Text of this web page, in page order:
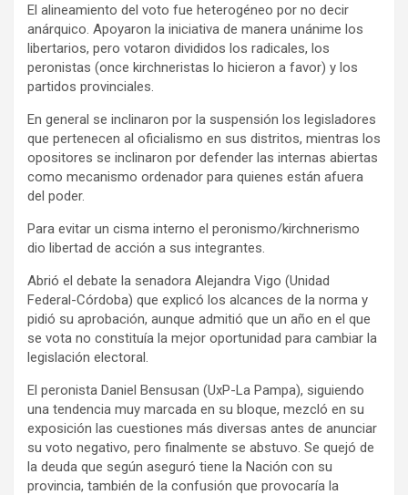
El alineamiento del voto fue heterogéneo por no decir
anárquico. Apoyaron la iniciativa de manera unánime los
libertarios, pero votaron divididos los radicales, los
peronistas (once kirchneristas lo hicieron a favor) y los
partidos provinciales.
En general se inclinaron por la suspensión los legisladores
que pertenecen al oficialismo en sus distritos, mientras los
opositores se inclinaron por defender las internas abiertas
como mecanismo ordenador para quienes están afuera
del poder.
Para evitar un cisma interno el peronismo/kirchnerismo
dio libertad de acción a sus integrantes.
Abrió el debate la senadora Alejandra Vigo (Unidad
Federal-Córdoba) que explicó los alcances de la norma y
pidió su aprobación, aunque admitió que un año en el que
se vota no constituía la mejor oportunidad para cambiar la
legislación electoral.
El peronista Daniel Bensusan (UxP-La Pampa), siguiendo
una tendencia muy marcada en su bloque, mezcló en su
exposición las cuestiones más diversas antes de anunciar
su voto negativo, pero finalmente se abstuvo. Se quejó de
la deuda que según aseguró tiene la Nación con su
provincia, también de la confusión que provocaría la